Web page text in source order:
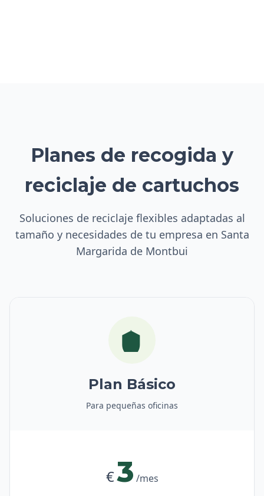
Planes de recogida y
reciclaje de cartuchos
Soluciones de reciclaje flexibles adaptadas al
tamaño y necesidades de tu empresa en Santa
Margarida de Montbui
Plan Básico
Para pequeñas oficinas
€3 /mes